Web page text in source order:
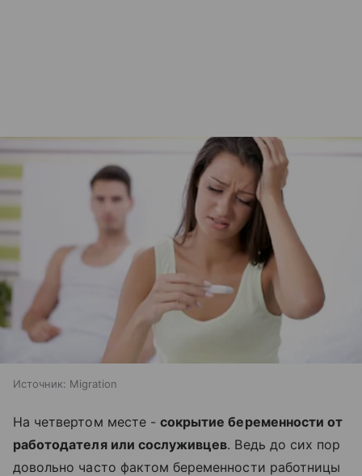
Источник: Migration
На четвертом месте -сокрытие беременности от
работодателя или сослуживцев. Ведь до сих пор
довольно часто фактом беременности работницы